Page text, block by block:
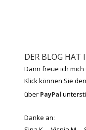
DER BLOG HAT
Dann freue ich
Klick können Sie
über PayPal
Danke an: